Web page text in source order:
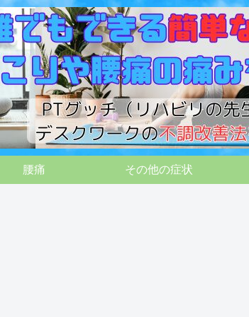
腰痛 その他の症状